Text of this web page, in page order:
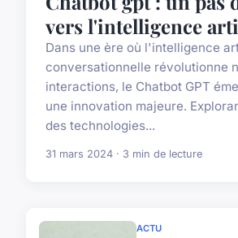
vers l'intelligence
Dans une ère où l'intelligence
conversationnelle révolutionne
interactions, le Chatbot GPT
une innovation majeure.
des technologies...
31 mars 2024 · 3 min de lecture
ACTU